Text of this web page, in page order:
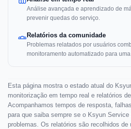
Análise avançada e aprendizado de
prevenir quedas do serviço.
Relatórios da comunidade
Problemas relatados por usuários
monitoramento automatizado para
Esta página mostra o estado atual do
monitorização em tempo real e relatórios
Acompanhamos tempos de resposta,
para que saiba sempre se o Ksyun
problemas. Os relatórios são recolhidos